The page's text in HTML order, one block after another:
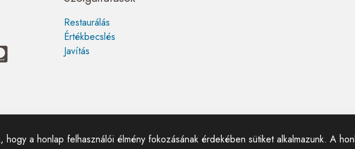
Restaurálás
Értékbecslés
Javítás
hogy a honlap felhasználói élmény fokozásának érdekében sütiket alkalmazunk. A